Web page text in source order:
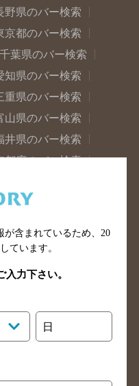
野県のバー検索
京都のバー検索
千葉県のバー検索
知県のバー検索
重県のバー検索
山県のバー検索
井県のバー検索
都府のバー検索
山県のバー検索
取県のバー検索
徳島県のバー検索
岡県のバー検索
佐賀県のバー検索
含まれているため、 20
ています。
力下さい。
日